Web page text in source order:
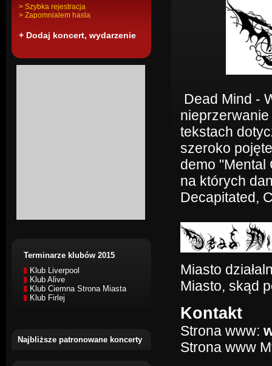
> Szybka rejestracja
> Zapomnialem hasla
+ Dodaj koncert, wydarzenie
Terminarze klubów 2015
Klub Liverpool
Klub Alive
Klub Ciemna Strona Miasta
Klub Firlej
Najbliższe patronowane koncerty
Dead Mind -
tekstach
szeroko
demo "Mental
na których
Decapitated,
Miasto
Miasto, skąd
Kontakt
Strona www:
Strona www